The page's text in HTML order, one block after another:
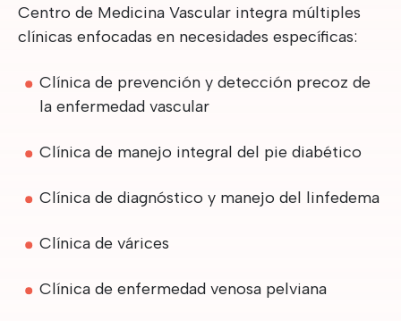
Centro de Medicina Vascular integra múltiples
clínicas enfocadas en necesidades específicas:
Clínica de prevención y detección precoz de
la enfermedad vascular
Clínica de manejo integral del pie diabético
Clínica de diagnóstico y manejo del linfedema
Clínica de várices
Clínica de enfermedad venosa pelviana